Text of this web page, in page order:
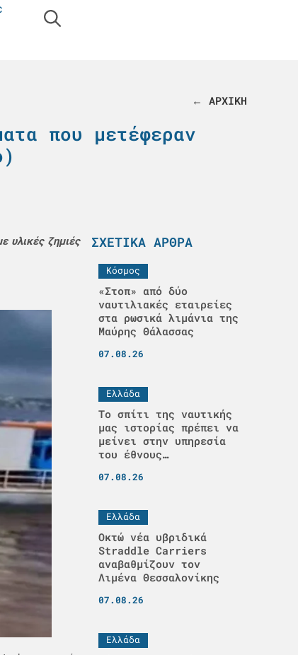
← ΑΡΧΙΚΗ
που μετέφεραν
υλικές ζημιές
ΣΧΕΤΙΚΆ ΆΡΘΡΑ
Κόσμος
«Στοπ» από δύο
ναυτιλιακές εταιρείες
στα ρωσικά λιμάνια της
Μαύρης Θάλασσας
07.08.26
Ελλάδα
Το σπίτι της ναυτικής
μας ιστορίας πρέπει να
μείνει στην υπηρεσία
του έθνους…
07.08.26
Ελλάδα
Οκτώ νέα υβριδικά
Straddle Carriers
αναβαθμίζουν τον
Λιμένα Θεσσαλονίκης
07.08.26
Ελλάδα